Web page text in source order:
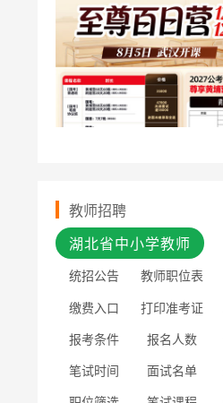
教师招聘
湖北省中小学教师
统招公告 教师职位表
缴费入口 打印准考证
报考条件 报名人数
笔试时间 面试名单